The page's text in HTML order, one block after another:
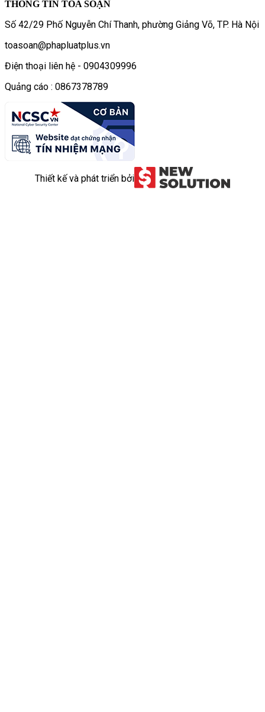
THÔNG TIN TÒA SOẠN
Số 42/29 Phố Nguyễn Chí Thanh, phường Giảng Võ, TP. Hà Nội
toasoan@phapluatplus.vn
Điện thoại liên hệ - 0904309996
Quảng cáo : 0867378789
Thiết kế và phát triển bởi